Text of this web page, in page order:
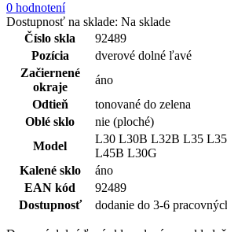
0 hodnotení
Dostupnosť na sklade: Na sklade
Číslo skla
92489
Pozícia
dverové dolné ľavé
Začiernené
okraje
áno
Odtieň
tonované do zelena
Oblé sklo
nie (ploché)
Model
L30 L30B L32B L35
L45B L30G
Kalené sklo
áno
EAN kód
92489
Dostupnosť
dodanie do 3-6